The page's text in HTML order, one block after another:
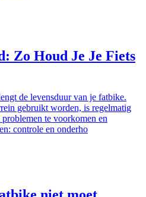
Zo Houd Je Je Fiets
de levensduur van je fatbike.
gebruikt worden, is regelmatig
te voorkomen en
controle en onderho